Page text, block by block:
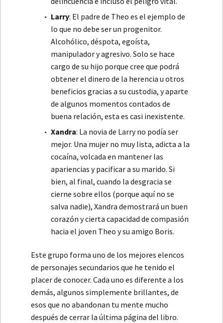
Larry: El padre de Theo es el ejemplo de
lo que no debe ser un progenitor.
Alcohólico, déspota, egoísta,
manipulador y agresivo. Solo se hace
cargo de su hijo porque cree que podrá
obtener el dinero de la herencia u otros
beneficios gracias a su custodia, y aparte
de algunos momentos contados de
buena relación, esta es casi inexistente.
Xandra: La novia de Larry no podía ser
mejor. Una mujer no muy lista, adicta a la
cocaína, volcada en mantener las
apariencias y pacificar a su marido. Si
bien, al final, cuando la desgracia se
cierne sobre ellos (porque aquí no se
salva nadie), Xandra demostrará un buen
corazón y cierta capacidad de compasión
hacia el joven Theo y su amigo Boris.
Este grupo forma uno de los mejores elencos
de personajes secundarios que he tenido el
placer de conocer. Cada uno es diferente a los
demás, algunos simplemente brillantes, de
esos que no abandonan tu mente mucho
después de cerrar la última página del libro.